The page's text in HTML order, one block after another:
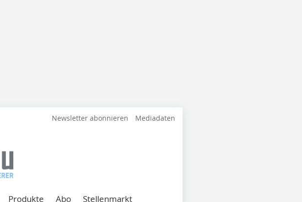
Newsletter abonnieren Mediadaten
Produkte Abo Stellenmarkt